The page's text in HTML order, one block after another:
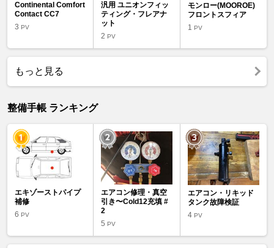
Continental Comfort
Contact CC7
3 PV
汎用 ユニオンフィッ
ティング・フレアナ
ット
2PV
モンロー(MOOROE)
フロントスフィア
1 PV
もっと見る
整備手帳 ランキング
エキゾーストパイプ
補修
6 PV
エアコン修理・真空
引き〜Cold12充填 #
2
5PV
エアコン・リキッド
タンク故障検証
4 PV